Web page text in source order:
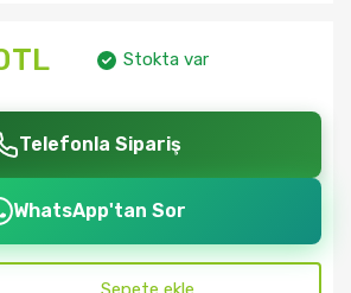
Stokta var
Telefonla Sipariş
WhatsApp'tan Sor